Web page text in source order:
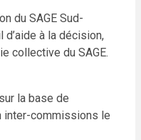
du SAGE Sud-
d’aide à la décision,
collective du SAGE.
la base de
inter-commissions le